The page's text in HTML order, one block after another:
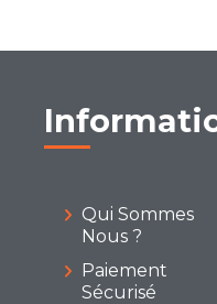
Qui Sommes
Nous ?
Paiement
Sécurisé